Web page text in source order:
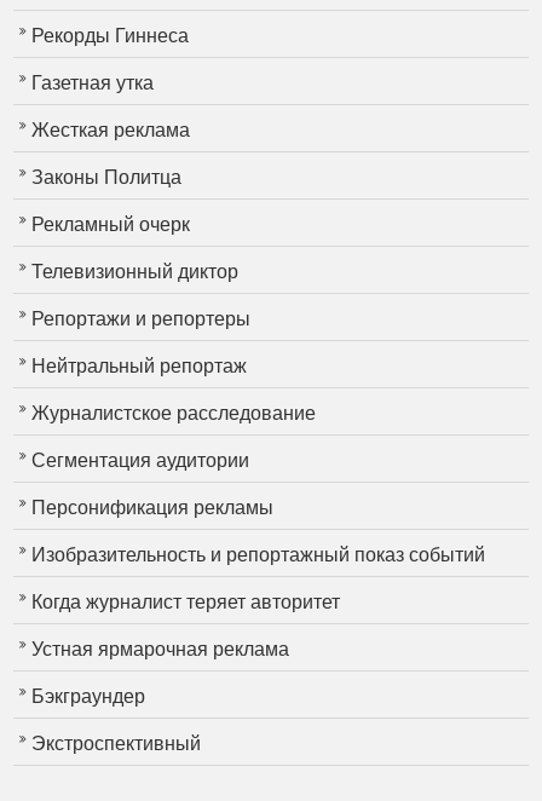
Рекорды Гиннеса
Газетная утка
Жесткая реклама
Законы Политца
Рекламный очерк
Телевизионный диктор
Репортажи и репортеры
Нейтральный репортаж
Журналистское расследование
Сегментация аудитории
Персонификация рекламы
Изобразительность и репортажный показ событий
Когда журналист теряет авторитет
Устная ярмарочная реклама
Бэкграундер
Экстроспективный